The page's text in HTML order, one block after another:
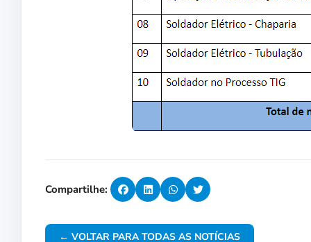
Compartilhe:
← VOLTAR PARA TODAS AS NOTÍCIAS